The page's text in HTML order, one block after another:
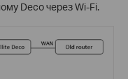
Deco через Wi-Fi.